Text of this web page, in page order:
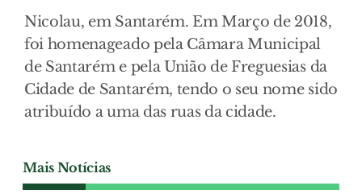
Nicolau, em Santarém. Em Março de 2018,
foi homenageado pela Câmara Municipal
de Santarém e pela União de Freguesias da
Cidade de Santarém, tendo o seu nome sido
atribuído a uma das ruas da cidade.
Mais Notícias